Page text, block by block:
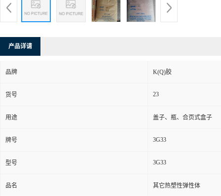
产品详请
品牌 K(Q)胶
货号 23
用途 盖子、瓶、合页式盒子
牌号 3G33
型号 3G33
品名 其它热塑性弹性体